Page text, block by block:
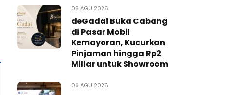
06 AGU 2026
deGadai Buka Cabang
di Pasar Mobil
Kemayoran, Kucurkan
Pinjaman hingga Rp2
Miliar untuk Showroom
06 AGU 2026